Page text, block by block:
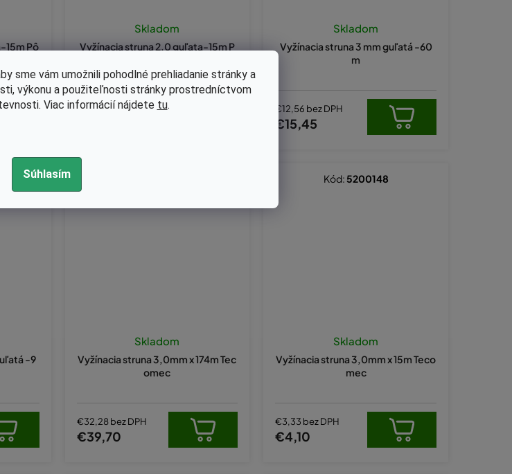
sme vám umožnili pohodlné prehliadanie stránky a
výkonu a použiteľnosti stránky prostredníctvom
Viac informácií nájdete tu.
Súhlasím
15m Pô
Vyžínacia struna 2.0 guľata-15m P
Skladom
€2,03 bez DPH
Vyžínacia struna 3 mm guľatá -60
m
Skladom
€12,56 bez DPH
€15,45
-9
Vyžínacia struna 3,0mm x 174m Tec
omec
Skladom
€32,28 bez DPH
€39,70
Vyžínacia struna 3,0mm x 15m Teco
mec
Skladom
€3,33 bez DPH
€4,10
Kód: 5200148